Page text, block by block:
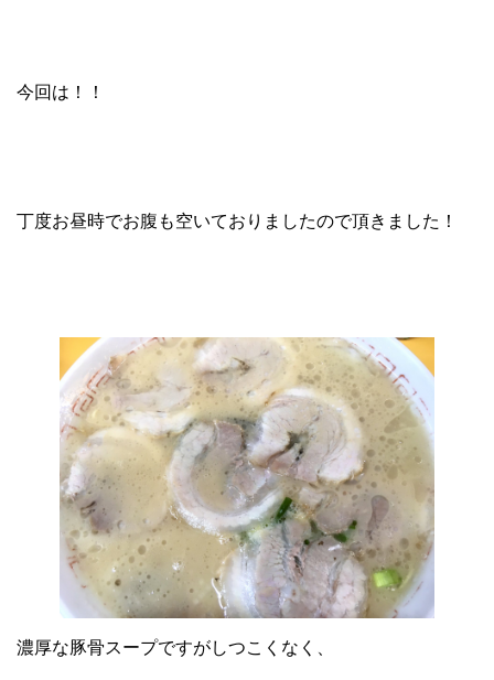
今回は！！
丁度お昼時でお腹も空いておりましたので頂きました！
濃厚な豚骨スープですがしつこくなく、